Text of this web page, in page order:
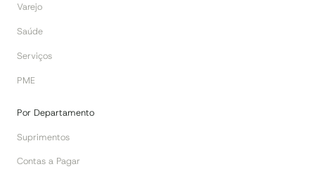
Varejo
Saúde
Serviços
PME
Por Departamento
Suprimentos
Contas a Pagar